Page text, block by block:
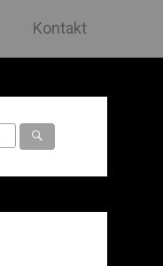
Kontakt